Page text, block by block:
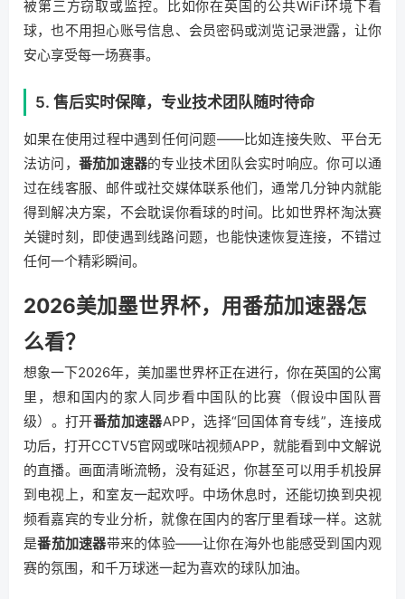
被第三方窃取或监控。比如你在英国的公共WiFi环境下看
球，也不用担心账号信息、会员密码或浏览记录泄露，让你
安心享受每一场赛事。
5. 售后实时保障，专业技术团队随时待命
如果在使用过程中遇到任何问题——比如连接失败、平台无
法访问， 番茄加速器的专业技术团队会实时响应。你可以通
过在线客服、邮件或社交媒体联系他们，通常几分钟内就能
得到解决方案，不会耽误你看球的时间。比如世界杯淘汰赛
关键时刻，即使遇到线路问题，也能快速恢复连接，不错过
任何一个精彩瞬间。
2026美加墨世界杯，用番茄加速器怎
么看？
想象一下2026年，美加墨世界杯正在进行，你在英国的公寓
里，想和国内的家人同步看中国队的比赛（假设中国队晋
级）。打开番茄加速器APP，选择“回国体育专线”，连接成
功后，打开CCTV5官网或咪咕视频APP，就能看到中文解说
的直播。画面清晰流畅，没有延迟，你甚至可以用手机投屏
到电视上，和室友一起欢呼。中场休息时，还能切换到央视
频看嘉宾的专业分析，就像在国内的客厅里看球一样。这就
是番茄加速器带来的体验——让你在海外也能感受到国内观
赛的氛围，和千万球迷一起为喜欢的球队加油。